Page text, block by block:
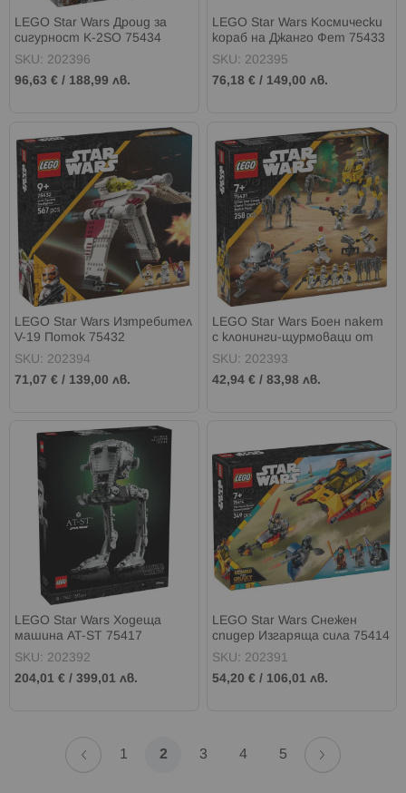
LEGO Star Wars Дроид за
сигурност K-2SO 75434
SKU: 202396
96,63 € / 188,99 лв.
LEGO Star Wars Космически
кораб на Джанго Фет 75433
SKU: 202395
76,18 € / 149,00 лв.
LEGO Star Wars Изтребител
V-19 Поток 75432
SKU: 202394
71,07 € / 139,00 лв.
LEGO Star Wars Боен пакет
с клонинги-щурмоваци от
327-ми звезден легион 75431
SKU: 202393
42,94 € /83,98 лв.
LEGO Star Wars Ходеща
машина AT-ST 75417
SKU: 202392
204,01 € / 399,01 лв.
LEGO Star Wars Снежен
спидер Изгаряща сила 75414
SKU: 202391
54,20 € / 106,01 лв.
Страница
Назад
Страница
1 В
2 Страница
3 Страница
4 Страница
5
Страница
Напред